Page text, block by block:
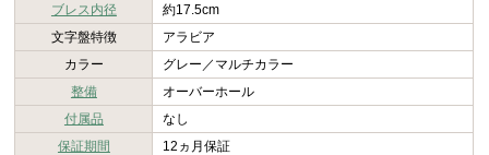
ブレス内径
約17.5cm
文字盤特徴
アラビア
カラー
グレー／マルチカラー
整備
オーバーホール
付属品
なし
保証期間
12ヵ月保証